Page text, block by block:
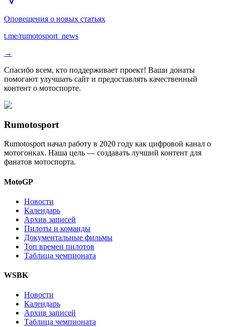
Оповещения о новых статьях
t.me/rumotosport_news
→
Спасибо всем, кто поддерживает проект! Ваши донаты
помогают улучшать сайт и предоставлять качественный
контент о мотоспорте.
Rumotosport
Rumotosport начал работу в 2020 году как цифровой канал о
мотогонках. Наша цель — создавать лучший контент для
фанатов мотоспорта.
MotoGP
Новости
Календарь
Архив записей
Пилоты и команды
Документальные фильмы
Топ времен пилотов
Таблица чемпионата
WSBK
Новости
Календарь
Архив записей
Таблица чемпионата